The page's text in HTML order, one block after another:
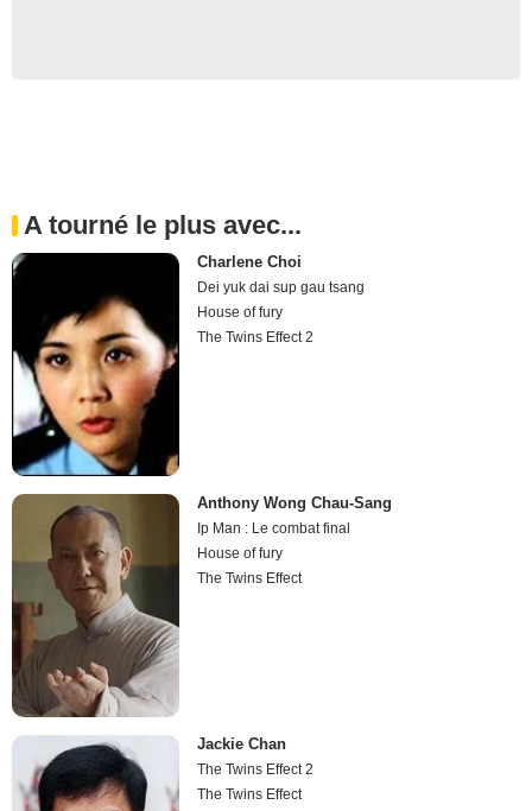
A tourné le plus avec...
Charlene Choi
Dei yuk dai sup gau tsang
House of fury
The Twins Effect 2
Anthony Wong Chau-Sang
Ip Man : Le combat final
House of fury
The Twins Effect
Jackie Chan
The Twins Effect 2
The Twins Effect